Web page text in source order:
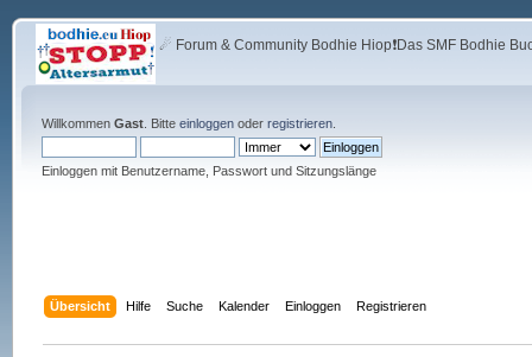
☄ Forum & Community Bodhie Hiop❗Das SMF Bodhie
Willkommen Gast. Bitte einloggenoder registrieren.
Einloggen mit Benutzername, Passwort und Sitzungslänge
Übersicht Hilfe Suche Kalender Einloggen Registrieren